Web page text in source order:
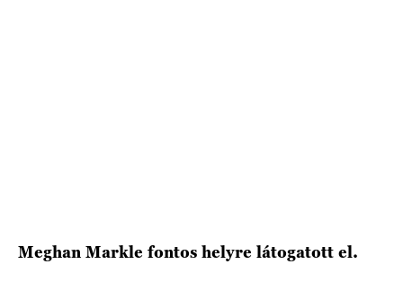
Meghan Markle fontos helyre látogatott el.